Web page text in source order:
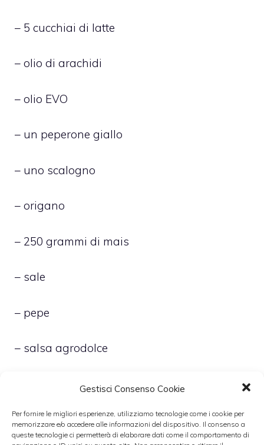
Gestisci Consenso Cookie
Per fornire le migliori esperienze, utilizziamo tecnologie come i cookie per
memorizzare e/o accedere alle informazioni del dispositivo. Il consenso a
queste tecnologie ci permetterà di elaborare dati come il comportamento di
– 5 cucchiai di latte
– olio di arachidi
– olio EVO
– un peperone giallo
– uno scalogno
– origano
– 250 grammi di mais
– sale
– pepe
– salsa agrodolce
– Apri le ostriche come spiegato in questo
– Sgocciola accuratamente il mais e ponilo